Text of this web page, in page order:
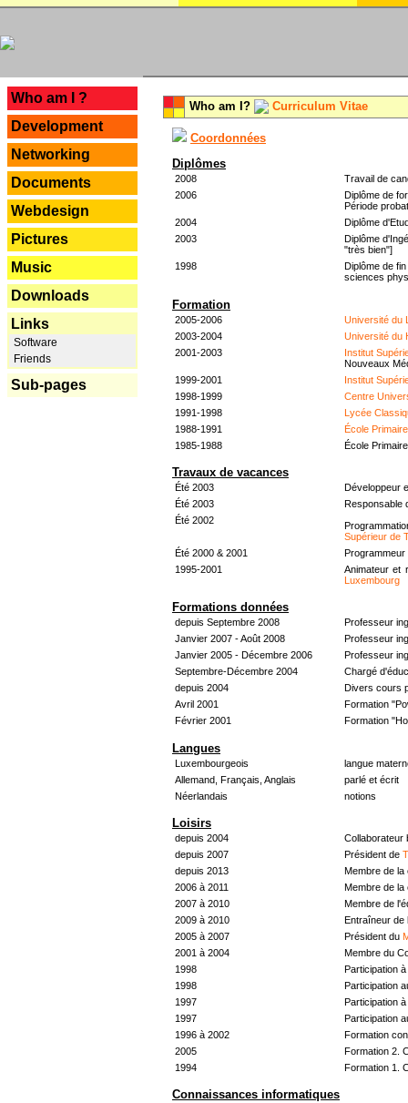
Who am I ?
Development
Networking
Documents
Webdesign
Pictures
Music
Downloads
Links
Software
Friends
Sub-pages
Who am I? Curriculum Vitae
Coordonnées
Diplômes
2008
Travail de
2006
Diplôme de
Période
2004
Diplôme
2003
Diplôme
"très bien"]
1998
Diplôme de
sciences
Formation
2005-2006
Université du
2003-2004
Université du
2001-2003
Institut
Nouveaux
1999-2001
Institut
1998-1999
Centre
1991-1998
Lycée
1988-1991
École
1985-1988
École
Travaux de vacances
Été 2003
Développeur
Été 2003
Responsable
Été 2002
Supérieur de
Été 2000 & 2001
Programmeur
1995-2001
Animateur et
Luxembourg
Formations données
depuis Septembre 2008
Professeur
Janvier 2007 - Août 2008
Professeur
Janvier 2005 - Décembre 2006
Professeur
Septembre-Décembre 2004
Chargé
depuis 2004
Divers cours
Avril 2001
Formation
Février 2001
Formation
Langues
Luxembourgeois
langue
Allemand, Français, Anglais
parlé et écrit
Néerlandais
notions
Loisirs
depuis 2004
Collaborateur
depuis 2007
Président de
depuis 2013
Membre de
2006 à 2011
Membre de
2007 à 2010
Membre de
2009 à 2010
Entraîneur de
2005 à 2007
Président du
2001 à 2004
Membre du
1998
Participation à
1998
Participation
1997
Participation à
1997
Participation
1996 à 2002
Formation
2005
Formation 2.
1994
Formation 1.
Connaissances informatiques